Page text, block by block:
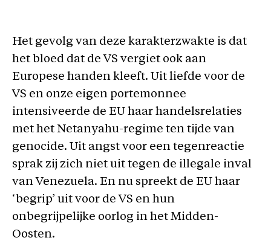
Het gevolg van deze karakterzwakte is dat
het bloed dat de VS vergiet ook aan
Europese handen kleeft. Uit liefde voor de
VS en onze eigen portemonnee
intensiveerde de EU haar handelsrelaties
met het Netanyahu-regime ten tijde van
genocide. Uit angst voor een tegenreactie
sprak zij zich niet uit tegen de illegale inval
van Venezuela. En nu spreekt de EU haar
‘begrip’ uit voor de VS en hun
onbegrijpelijke oorlog in het Midden-
Oosten.